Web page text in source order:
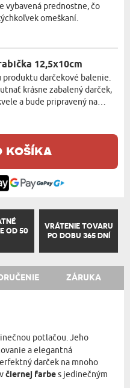
vybavená prednostne, čo
omeškaní.
12,5x10cm
produktu darčekové balenie.
krásne zabalený darček,
a bude pripravený na
košíka
OD 50
VRÁTENIE TOVARU
PO DOBU 365 DNÍ
ZÁRUKA
potlačou. Jeho
a elegantná
darček na mnoho
čiernej farbes jedinečným